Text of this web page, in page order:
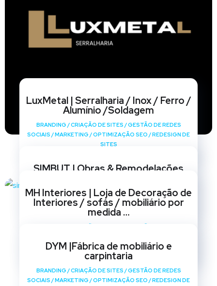
LuxMetal | Serralharia / Inox / Ferro /
Alumínio /Soldagem
BRANDING /CRIAÇÃO DE SITES /GESTÃO DE REDES
SOCIAIS /MARKETING /OPTIMIZAÇÃO SEO /REDESIGN DE
SITES
SIMBUT | Obras & Remodelações
SOCIAIS /MARKETING OPTIMIZAÇÃO SEO/ REDESIGN DE
SITES
MH Interiores | Loja de Decoração de
Interiores / sofás / mobiliário por
medida …
SITES
DYM |Fábrica de mobiliário e
carpintaria
BRANDING /CRIAÇÃO DE SITES /GESTÃO DE REDES
SOCIAIS /MARKETING /OPTIMIZAÇÃO SEO /REDESIGN DE